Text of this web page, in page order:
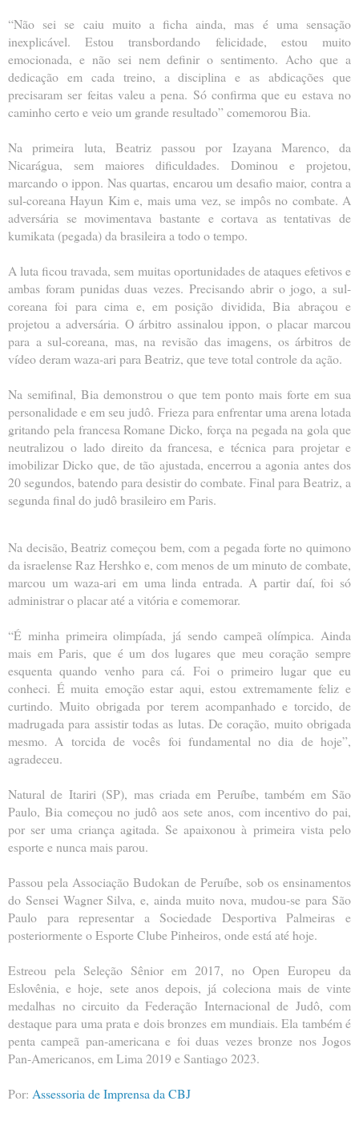
“Não sei se caiu muito a ficha ainda, mas é uma sensação
inexplicável. Estou transbordando felicidade, estou muito
emocionada, e não sei nem definir o sentimento. Acho que a
dedicação em cada treino, a disciplina e as abdicações que
precisaram ser feitas valeu a pena. Só confirma que eu estava no
caminho certo e veio um grande resultado” comemorou Bia.
Na primeira luta, Beatriz passou por Izayana Marenco, da
Nicarágua, sem maiores dificuldades. Dominou e projetou,
marcando o ippon. Nas quartas, encarou um desafio maior, contra a
sul-coreana Hayun Kim e, mais uma vez, se impôs no combate. A
adversária se movimentava bastante e cortava as tentativas de
kumikata (pegada) da brasileira a todo o tempo.
A luta ficou travada, sem muitas oportunidades de ataques efetivos e
ambas foram punidas duas vezes. Precisando abrir o jogo, a sul-
coreana foi para cima e, em posição dividida, Bia abraçou e
projetou a adversária. O árbitro assinalou ippon, o placar marcou
para a sul-coreana, mas, na revisão das imagens, os árbitros de
vídeo deram waza-ari para Beatriz, que teve total controle da ação.
Na semifinal, Bia demonstrou o que tem ponto mais forte em sua
personalidade e em seu judô. Frieza para enfrentar uma arena lotada
gritando pela francesa Romane Dicko, força na pegada na gola que
neutralizou o lado direito da francesa, e técnica para projetar e
imobilizar Dicko que, de tão ajustada, encerrou a agonia antes dos
20 segundos, batendo para desistir do combate. Final para Beatriz, a
segunda final do judô brasileiro em Paris.
Na decisão, Beatriz começou bem, com a pegada forte no quimono
da israelense Raz Hershko e, com menos de um minuto de combate,
marcou um waza-ari em uma linda entrada. A partir daí, foi só
administrar o placar até a vitória e comemorar.
“É minha primeira olimpíada, já sendo campeã olímpica. Ainda
mais em Paris, que é um dos lugares que meu coração sempre
esquenta quando venho para cá. Foi o primeiro lugar que eu
conheci. É muita emoção estar aqui, estou extremamente feliz e
curtindo. Muito obrigada por terem acompanhado e torcido, de
madrugada para assistir todas as lutas. De coração, muito obrigada
mesmo. A torcida de vocês foi fundamental no dia de hoje”,
agradeceu.
Natural de Itariri (SP), mas criada em Peruíbe, também em São
Paulo, Bia começou no judô aos sete anos, com incentivo do pai,
por ser uma criança agitada. Se apaixonou à primeira vista pelo
esporte e nunca mais parou.
Passou pela Associação Budokan de Peruíbe, sob os ensinamentos
do Sensei Wagner Silva, e, ainda muito nova, mudou-se para São
Paulo para representar a Sociedade Desportiva Palmeiras e
posteriormente o Esporte Clube Pinheiros, onde está até hoje.
Estreou pela Seleção Sênior em 2017, no Open Europeu da
Eslovênia, e hoje, sete anos depois, já coleciona mais de vinte
medalhas no circuito da Federação Internacional de Judô, com
destaque para uma prata e dois bronzes em mundiais. Ela também é
penta campeã pan-americana e foi duas vezes bronze nos Jogos
Pan-Americanos, em Lima 2019 e Santiago 2023.
Por: Assessoria de Imprensa da CBJ